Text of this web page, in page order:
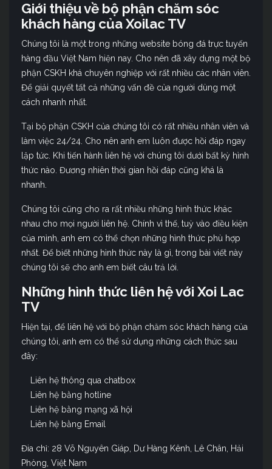
Giới thiệu về bộ phận chăm sóc
khách hàng của Xoilac TV
Chúng tôi là một trong những website bóng đá trực tuyến
hàng đầu Việt Nam hiện nay. Cho nên đã xây dựng một bộ
phận CSKH khá chuyên nghiệp với rất nhiều các nhân viên.
Để giải quyết tất cả những vấn đề của người dùng một
cách nhanh nhất.
Tại bộ phận CSKH của chúng tôi có rất nhiều nhân viên và
làm việc 24/24. Cho nên anh em luôn được hồi đáp ngay
lập tức. Khi tiến hành liên hệ với chúng tôi dưới bất kỳ hình
thức nào. Đương nhiên thời gian hồi đáp cũng khá là
nhanh.
Chúng tôi cũng cho ra rất nhiều những hình thức khác
nhau cho mọi người liên hệ. Chính vì thế, tuỳ vào điều kiện
của mình, anh em có thể chọn những hình thức phù hợp
nhất. Để biết những hình thức này là gì, trong bài viết này
chúng tôi sẽ cho anh em biết câu trả lời.
Những hình thức liên hệ với Xoi Lac
TV
Hiện tại, để liên hệ với bộ phận chăm sóc khách hàng của
chúng tôi, anh em có thể sử dụng những cách thức sau
đây:
Liên hệ thông qua chatbox
Liên hệ bằng hotline
Liên hệ bằng mạng xã hội
Liên hệ bằng Email
Đia chỉ: 28 Võ Nguyên Giáp, Dư Hàng Kênh, Lê Chân, Hải
Phòng, Việt Nam